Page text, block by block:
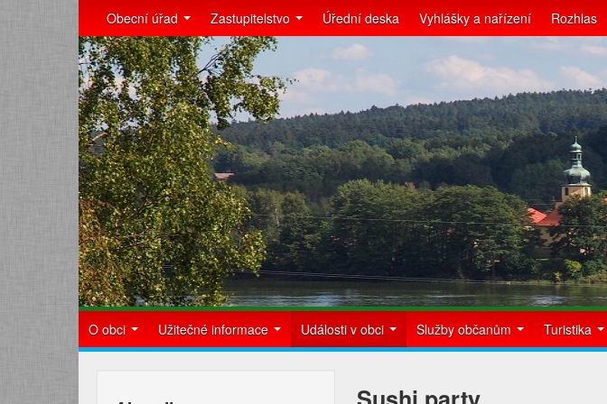
Obecní úřad Zastupitelstvo Úřední deska Vyhlášky a nařízení Rozhlas
O obci Užitečné informace Události v obci Služby občanům Turistika